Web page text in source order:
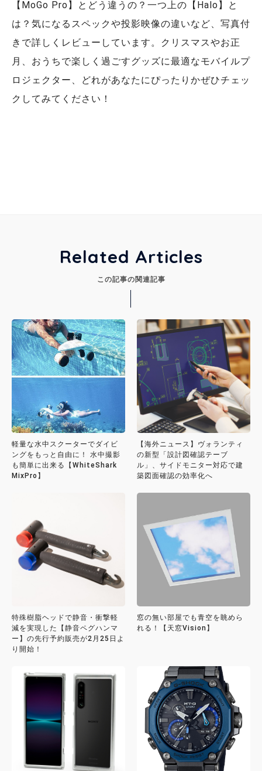
【MoGo Pro】とどう違うの？一つ上の【Halo】と
は？気になるスペックや投影映像の違いなど、写真付
きで詳しくレビューしています。クリスマスやお正
月、おうちで楽しく過ごすグッズに最適なモバイルプ
ロジェクター、どれがあなたにぴったりかぜひチェッ
クしてみてください！
Related Articles
この記事の関連記事
軽量な水中スクーターでダイビ
ングをもっと自由に！ 水中撮影
も簡単に出来る【WhiteShark
MixPro】
【海外ニュース】ヴォランティ
の新型「設計図確認テーブ
ル」、サイドモニター対応で建
築図面確認の効率化へ
特殊樹脂ヘッドで静音・衝撃軽
減を実現した【静音ペグハンマ
ー】の先行予約販売が2月25日よ
り開始！
窓の無い部屋でも青空を眺めら
れる！【天窓Vision】